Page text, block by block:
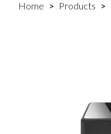
Home Products